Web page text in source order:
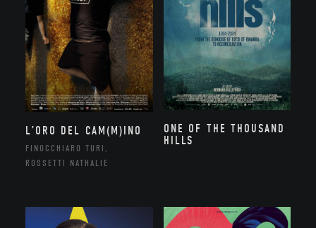
L’ORO DEL CAM(M)INO
FINOCCHIARO TURI,
ROSSETTI NATHALIE
ONE OF THE THOUSAND
HILLS